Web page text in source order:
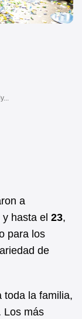
a
y hasta el 23,
para los
de
toda la familia,
Los más